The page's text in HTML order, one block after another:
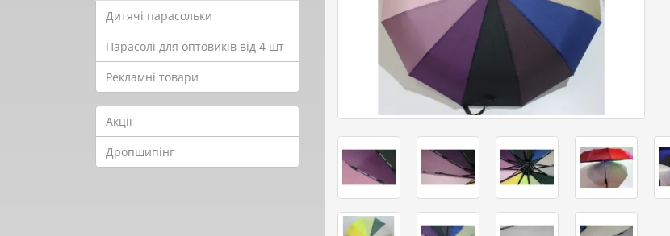
Дитячі парасольки
Парасолі для оптовиків від 4 шт
Рекламні товари
Акції
Дропшипінг